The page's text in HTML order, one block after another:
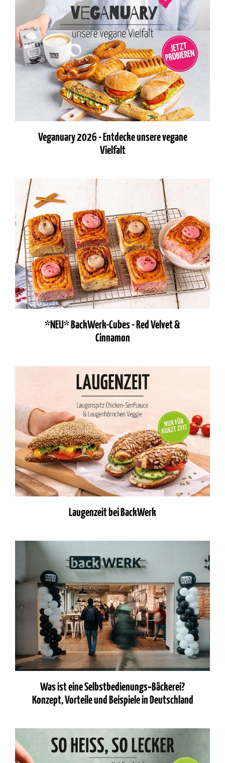
Veganuary 2026 - Entdecke unsere vegane
Vielfalt
*NEU* BackWerk-Cubes - Red Velvet &
Cinnamon
Laugenzeit bei BackWerk
Was ist eine Selbstbedienungs‑Bäckerei?
Konzept, Vorteile und Beispiele in Deutschland